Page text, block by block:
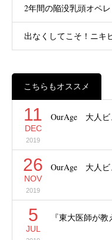
2年間の陥没乳頭オペ
出なくしてこそ！ニキ
こちらもオススメ
11
DEC
2019
OurAge 大人ビ
26
NOV
2019
OurAge 大人ビ
5
JUL
『東大医師が